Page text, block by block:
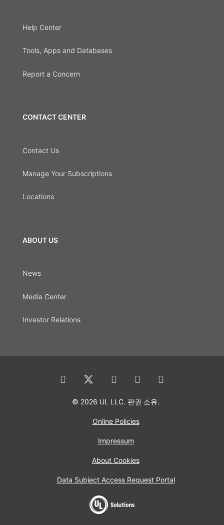
Help Center
Tools, Apps and Databases
Report a Concern
CONTACT CENTER
Contact Us
Manage Your Subscriptions
Locations
ABOUT US
News
Media Center
Investor Relations
© 2026 UL LLC. 판권 소유.
Online Policies
Impressum
About Cookies
Data Subject Access Request Portal